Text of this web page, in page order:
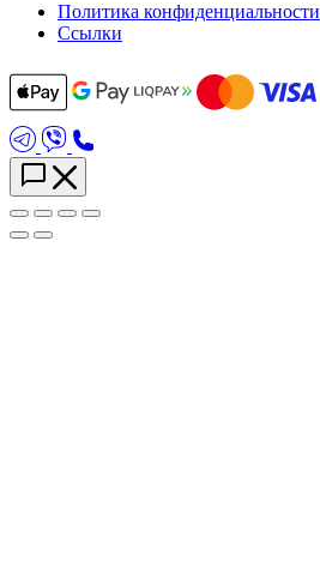
Политика конфиденциальности
Ссылки